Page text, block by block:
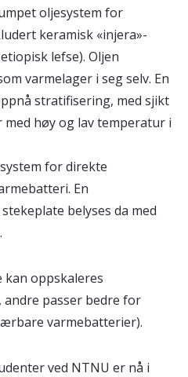
oljesystem for
keramisk «injera»-
lefse). Oljen
varmelager i seg selv. En
stratifisering, med sjikt
høy og lav temperatur i
for direkte
En
belyses da med
kan oppskaleres
passer bedre for
varmebatterier).
ved NTNU er nå i